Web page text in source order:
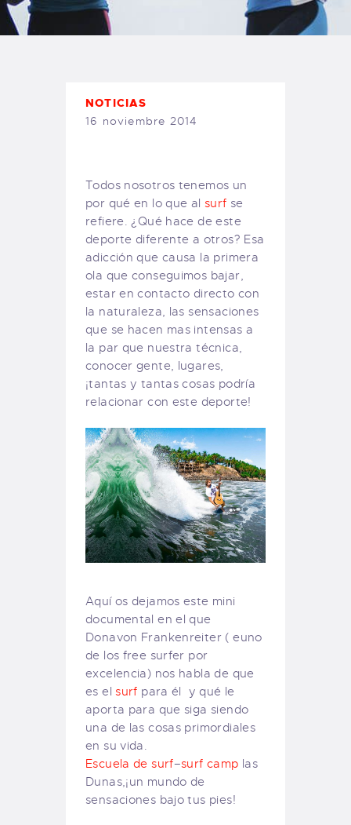
TIENDA FAMILY SURFERS
WEBCAM SALINAS
NOTICIAS
16 noviembre 2014
Todos nosotros tenemos un
por qué en lo que al surf se
refiere. ¿Qué hace de este
deporte diferente a otros? Esa
adicción que causa la primera
ola que conseguimos bajar,
estar en contacto directo con
la naturaleza, las sensaciones
que se hacen mas intensas a
la par que nuestra técnica,
conocer gente, lugares,
¡tantas y tantas cosas podría
relacionar con este deporte!
Aquí os dejamos este mini
documental en el que
Donavon Frankenreiter ( euno
de los free surfer por
excelencia) nos habla de que
es elsurf para él y qué le
aporta para que siga siendo
una de las cosas primordiales
en su vida.
Escuela de surf–surf camp las
Dunas,¡un mundo de
sensaciones bajo tus pies!